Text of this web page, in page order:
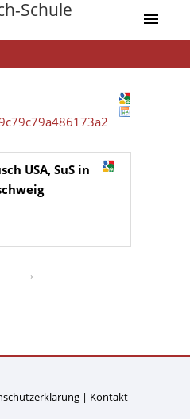
Schule
USA, SuS in
→
Kontakt